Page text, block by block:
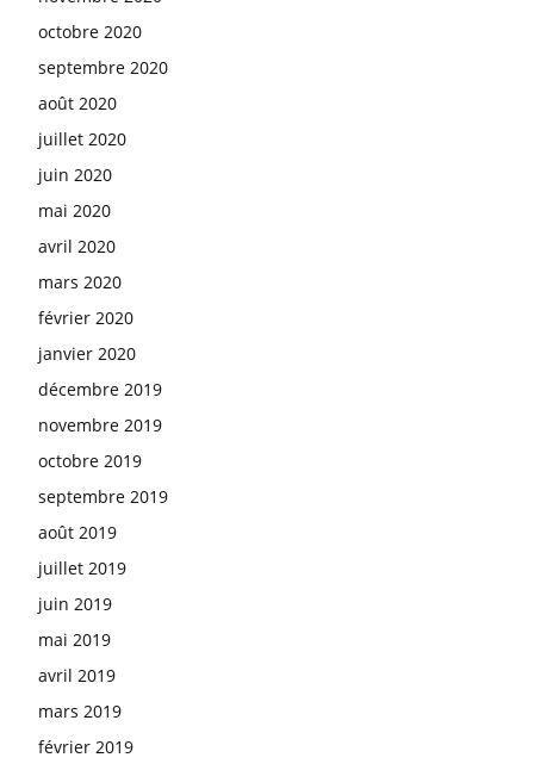
octobre 2020
septembre 2020
août 2020
juillet 2020
juin 2020
mai 2020
avril 2020
mars 2020
février 2020
janvier 2020
décembre 2019
novembre 2019
octobre 2019
septembre 2019
août 2019
juillet 2019
juin 2019
mai 2019
avril 2019
mars 2019
février 2019